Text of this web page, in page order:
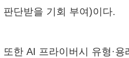
판단받을 기회 부여)이다.
또한 AI 프라이버시 유형·